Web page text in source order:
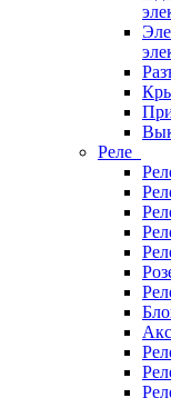
Реле